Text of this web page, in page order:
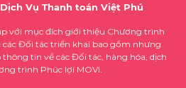
Vụ Thanh toán Việt Phú
với mục đích giới thiệu Chương trình
các Đối tác triển khai bao gồm nhưng
tin về các Đối tác, hàng hóa, dịch
trình Phúc lợi MOVI.